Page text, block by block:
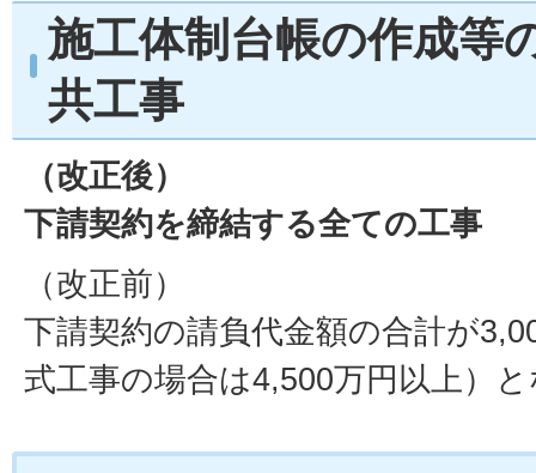
施工体制台帳の作成等
共工事
（改正後）
下請契約を締結する全ての工事
（改正前）
下請契約の請負代金額の合計が
式工事の場合は4,500万円以上）